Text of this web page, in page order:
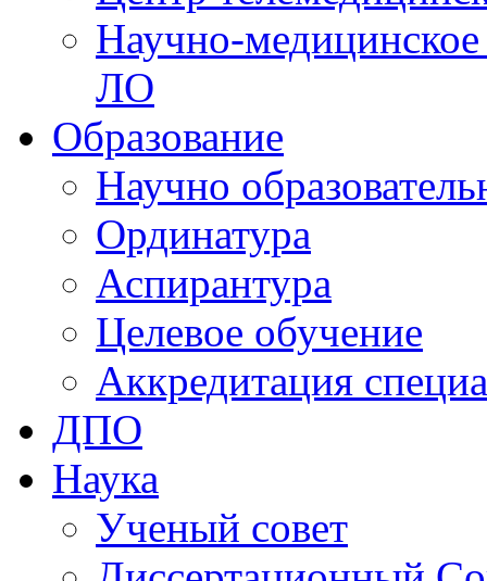
Научно-
ЛО
Образование
Научно
Ординатура
Аспирантура
Целевое обучение
Аккредитация
ДПО
Наука
Ученый совет